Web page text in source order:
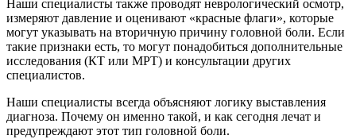
Наши специалисты также проводят неврологический осмотр,
измеряют давление и оценивают «красные флаги», которые
могут указывать на вторичную причину головной боли. Если
такие признаки есть, то могут понадобиться дополнительные
исследования (КТ или МРТ) и консультации других
специалистов.
Наши специалисты всегда объясняют логику выставления
диагноза. Почему он именно такой, и как сегодня лечат и
предупреждают этот тип головной боли.